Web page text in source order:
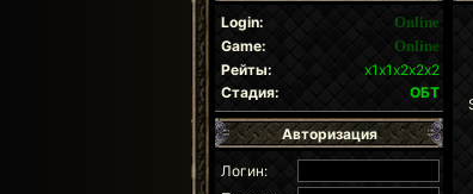
Login:
Online
Game:
Online
Рейты:
х1х1х2х2х2
Стадия:
ОБТ
Авторизация
Логин: